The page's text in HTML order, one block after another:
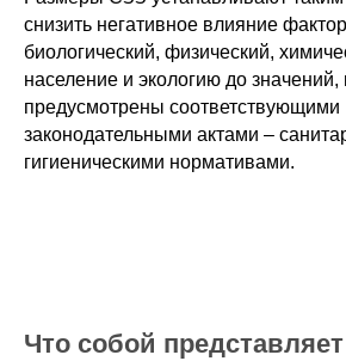
снизить негативное влияние
биологический, физический,
население и экологию до значений,
предусмотрены соответствующими
законодательными актами –
гигиеническими нормативами.
Что собой